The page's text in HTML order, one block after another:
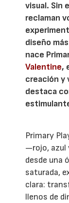
visual. Sin
reclaman
diseño
nace
Valentine,
creación y
destaca
Primary
—rojo, azul
desde una
saturada,
clara:
llenos de